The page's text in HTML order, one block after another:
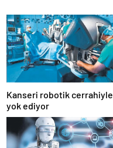
Kanseri robotik cerrahiyle
yok ediyor